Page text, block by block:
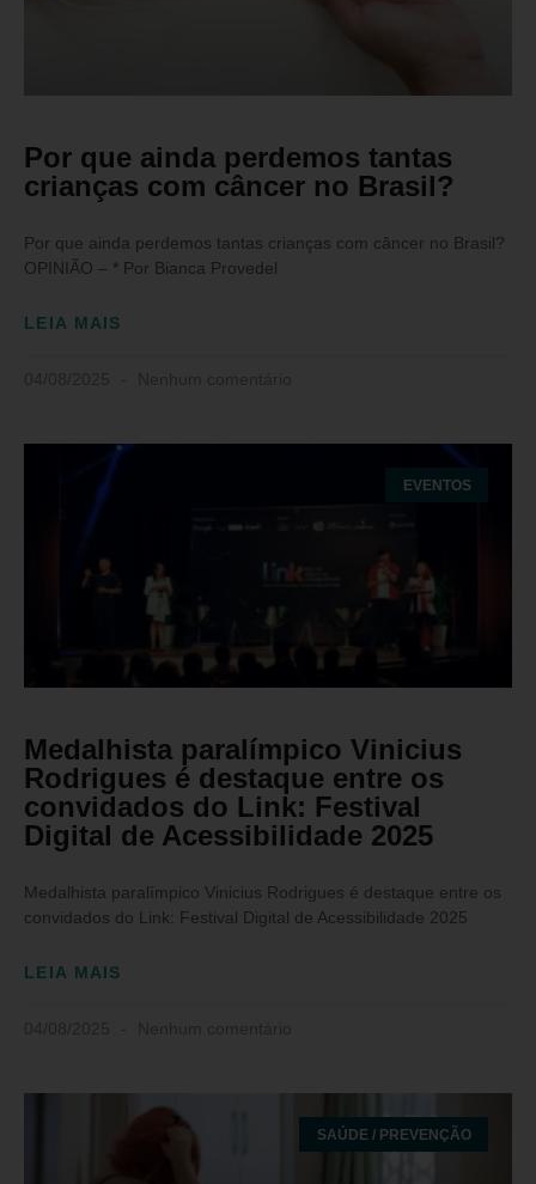
Por que ainda perdemos tantas
crianças com câncer no Brasil?
Por que ainda perdemos tantas crianças com câncer no Brasil?
OPINIÃO – * Por Bianca Provedel
LEIA MAIS
EVENTOS
Medalhista paralímpico Vinicius
Rodrigues é destaque entre os
convidados do Link: Festival
Digital de Acessibilidade 2025
Medalhista paralímpico Vinicius Rodrigues é destaque entre os
convidados do Link: Festival Digital de Acessibilidade 2025
LEIA MAIS
SAÚDE / PREVENÇÃO